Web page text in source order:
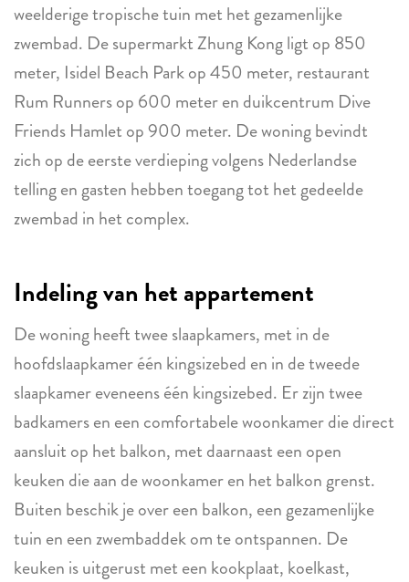
weelderige tropische tuin met het gezamenlijke
zwembad. De supermarkt Zhung Kong ligt op 850
meter, Isidel Beach Park op 450 meter, restaurant
Rum Runners op 600 meter en duikcentrum Dive
Friends Hamlet op 900 meter. De woning bevindt
zich op de eerste verdieping volgens Nederlandse
telling en gasten hebben toegang tot het gedeelde
zwembad in het complex.
Indeling van het appartement
De woning heeft twee slaapkamers, met in de
hoofdslaapkamer één kingsizebed en in de tweede
slaapkamer eveneens één kingsizebed. Er zijn twee
badkamers en een comfortabele woonkamer die direct
aansluit op het balkon, met daarnaast een open
keuken die aan de woonkamer en het balkon grenst.
Buiten beschik je over een balkon, een gezamenlijke
tuin en een zwembaddek om te ontspannen. De
keuken is uitgerust met een kookplaat, koelkast,